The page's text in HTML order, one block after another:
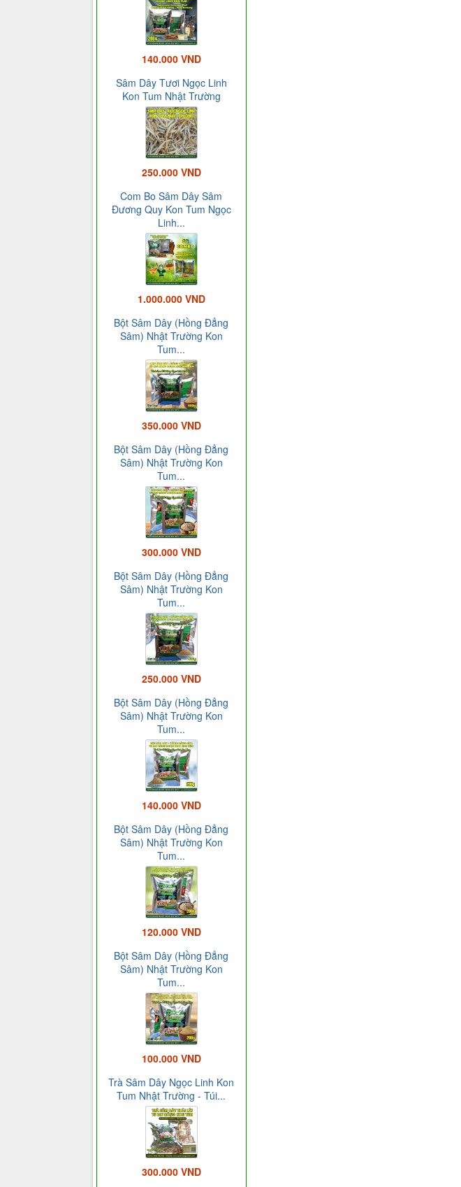
140.000 VND
Sâm Dây Tươi Ngọc Linh
Kon Tum Nhật Trường
250.000 VND
Com Bo Sâm Dây Sâm
Đương Quy Kon Tum Ngọc
Linh...
1.000.000 VND
Bột Sâm Dây (Hồng Đẳng
Sâm) Nhật Trường Kon
Tum...
350.000 VND
Bột Sâm Dây (Hồng Đẳng
Sâm) Nhật Trường Kon
Tum...
300.000 VND
Bột Sâm Dây (Hồng Đẳng
Sâm) Nhật Trường Kon
Tum...
250.000 VND
Bột Sâm Dây (Hồng Đẳng
Sâm) Nhật Trường Kon
Tum...
140.000 VND
Bột Sâm Dây (Hồng Đẳng
Sâm) Nhật Trường Kon
Tum...
120.000 VND
Bột Sâm Dây (Hồng Đẳng
Sâm) Nhật Trường Kon
Tum...
100.000 VND
Trà Sâm Dây Ngọc Linh Kon
Tum Nhật Trường - Túi...
300.000 VND